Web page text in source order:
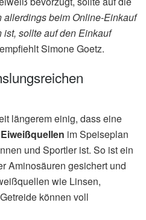
allerdings beim Online-Einkauf
sollte auf den Einkauf
Simone Goetz.
längerem einig, dass eine
im Speiseplan
und Sportler ist. So ist ein
Aminosäuren gesichert und
wie Linsen,
können voll